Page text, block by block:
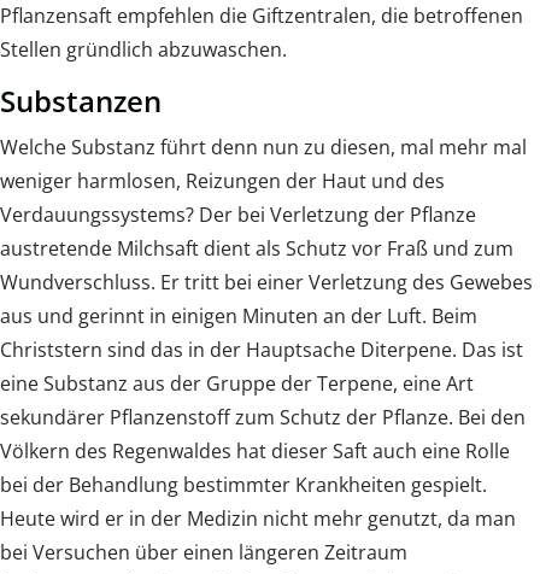
Pflanzensaft empfehlen die Giftzentralen, die betroffenen
Stellen gründlich abzuwaschen.
Substanzen
Welche Substanz führt denn nun zu diesen, mal mehr mal
weniger harmlosen, Reizungen der Haut und des
Verdauungssystems? Der bei Verletzung der Pflanze
austretende Milchsaft dient als Schutz vor Fraß und zum
Wundverschluss. Er tritt bei einer Verletzung des Gewebes
aus und gerinnt in einigen Minuten an der Luft. Beim
Christstern sind das in der Hauptsache Diterpene. Das ist
eine Substanz aus der Gruppe der Terpene, eine Art
sekundärer Pflanzenstoff zum Schutz der Pflanze. Bei den
Völkern des Regenwaldes hat dieser Saft auch eine Rolle
bei der Behandlung bestimmter Krankheiten gespielt.
Heute wird er in der Medizin nicht mehr genutzt, da man
bei Versuchen über einen längeren Zeitraum